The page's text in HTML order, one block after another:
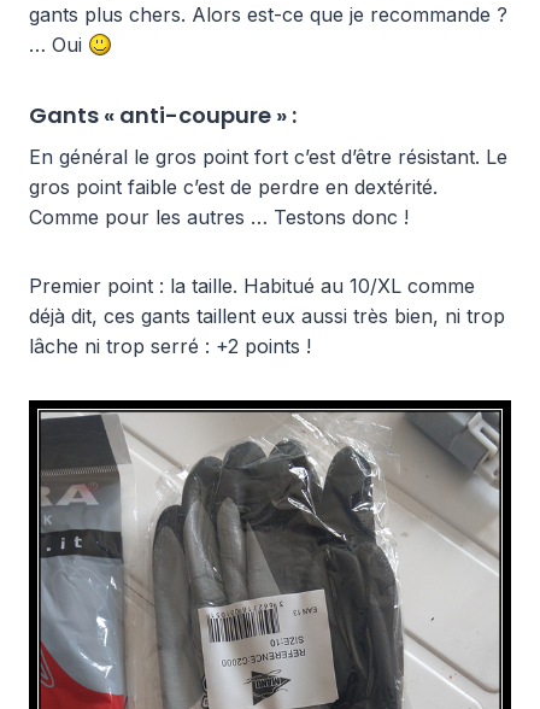
gants plus chers. Alors est-ce que je recommande ?
… Oui
Gants « anti-coupure » :
En général le gros point fort c’est d’être résistant. Le
gros point faible c’est de perdre en dextérité.
Comme pour les autres … Testons donc !
Premier point : la taille. Habitué au 10/XL comme
déjà dit, ces gants taillent eux aussi très bien, ni trop
lâche ni trop serré : +2 points !